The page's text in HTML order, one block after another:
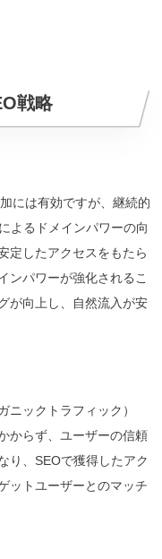
戦略
には有効ですが、継続的
よるドメインパワーの向
定したアクセスをもたら
ンパワーが強化されるこ
が向上し、自然流入が安
ニックトラフィック）
からず、ユーザーの信頼
り、SEOで獲得したアク
ットユーザーとのマッチ